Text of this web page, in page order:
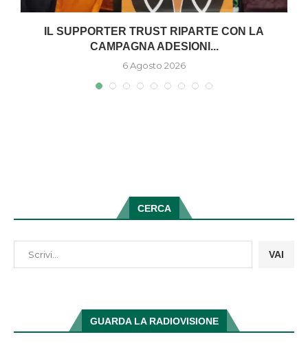
IL SUPPORTER TRUST RIPARTE CON LA
CAMPAGNA ADESIONI...
6 Agosto 2026
CERCA
VAI
GUARDA LA RADIOVISIONE